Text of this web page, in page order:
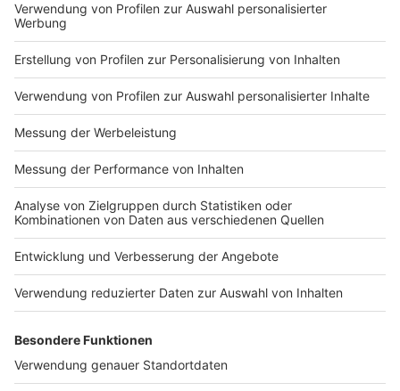
Impressum
Nutzungsbedingungen
Jobs
Presse
Werben
Archiv
ANTENNE BAYERN GROUP
Kontakt
Studio-Hotline
Verkehrs-Hotline
Newsletter